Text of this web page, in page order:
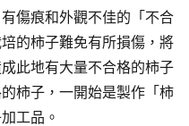
傷痕和外觀不佳的「不合
的柿子難免有所損傷，將
此地有大量不合格的柿子
柿子，一開始是製作「柿
工品。